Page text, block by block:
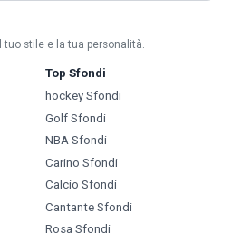
tuo stile e la tua personalità.
Top Sfondi
hockey Sfondi
Golf Sfondi
NBA Sfondi
Carino Sfondi
Calcio Sfondi
Cantante Sfondi
Rosa Sfondi